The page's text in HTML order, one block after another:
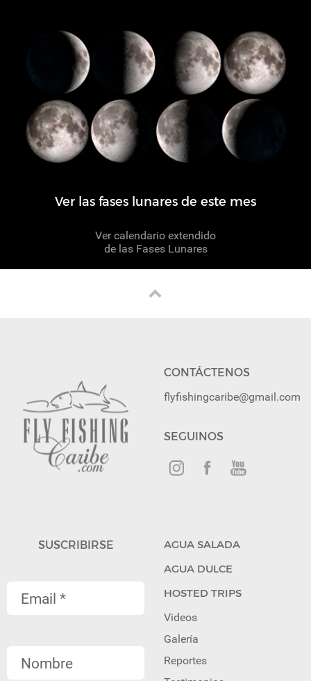
Ver las fases lunares de este mes
Ver calendario extendido
de las Fases Lunares
CONTÁCTENOS
flyfishingcaribe@gmail.com
SEGUINOS
SUSCRIBIRSE
AGUA SALADA
AGUA DULCE
HOSTED TRIPS
Videos
Galería
Reportes